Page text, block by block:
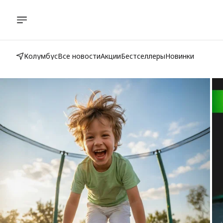
КолумбусВсе новостиАкцииБестселлерыНовинки